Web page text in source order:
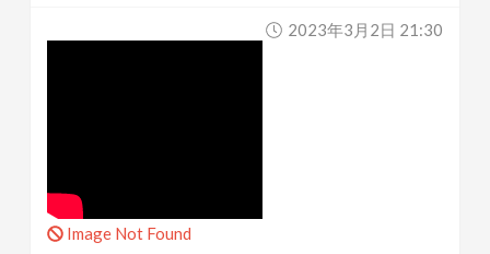
2023年3月2日 21:30
Image Not Found